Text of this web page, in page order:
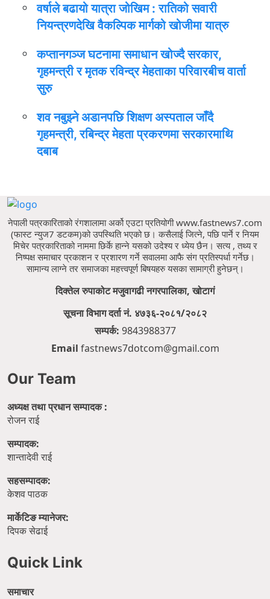
वर्षाले बढायो यात्रा जोखिम : रातिको सवारी
नियन्त्रणदेखि वैकल्पिक मार्गको खोजीमा यात्रु
कप्तानगञ्ज घटनामा समाधान खोज्दै सरकार,
गृहमन्त्री र मृतक रविन्द्र मेहताका परिवारबीच वार्ता
सुरु
शव नबुझ्ने अडानपछि शिक्षण अस्पताल जाँदै
गृहमन्त्री, रबिन्द्र मेहता प्रकरणमा सरकारमाथि
दबाब
नेपाली पत्रकारिताको रंगशालामा अर्को एउटा प्रतियोगी www.fastnews7.com
(फास्ट न्युज7 डटकम)को उपस्थिति भएको छ।कसैलाई जित्ने, पछि पार्ने र नियम
मिचेर पत्रकारिताको नाममा छिर्के हान्ने यसको उदेश्य र ध्येय छैन।सत्य , तथ्य र
निष्पक्ष समाचार प्रकाशन र प्रशारण गर्ने सवालमा आफै संग प्रतिस्पर्धा गर्नेछ।
सामान्य लाग्ने तर समाजका महत्त्वपूर्ण बिषयहरु यसका सामाग्री हुनेछन्।
दिक्तेल रुपाकोट मजुवागढी नगरपालिका, खोटागं
सूचना विभाग दर्ता नं. ४७३६-२०८१/२०८२
सम्पर्क: 9843988377
Email fastnews7dotcom@gmail.com
Our Team
अध्यक्ष तथा प्रधान सम्पादक :
रोजन राई
सम्पादक:
शान्तादेवी राई
सहसम्पादक:
केशव पाठक
मार्केटिङ म्यानेजर:
दिपक सेढाई
Quick Link
समाचार